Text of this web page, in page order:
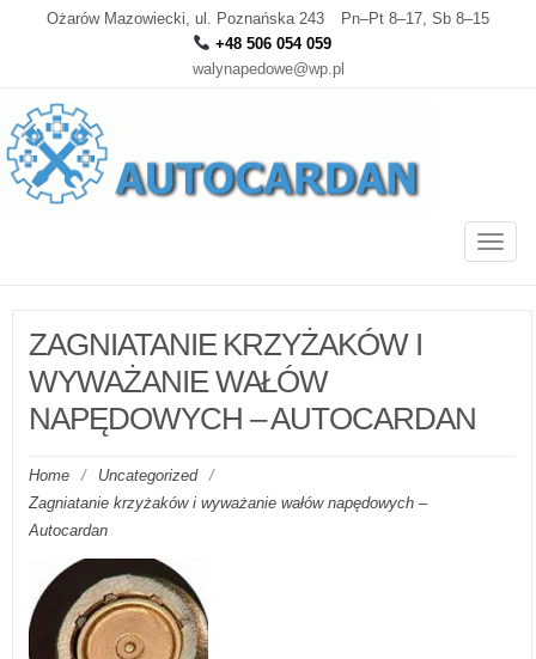
Toggle
ZAGNIATANIE KRZYŻAKÓW I
WYWAŻANIE WAŁÓW
NAPĘDOWYCH – AUTOCARDAN
Home / Uncategorized
/
Zagniatanie krzyżaków i wyważanie wałów napędowych –
Autocardan
Ożarów Mazowiecki, ul. Poznańska 243
Pn–Pt 8–17, Sb 8–15
+48 506 054 059
walynapedowe@wp.pl